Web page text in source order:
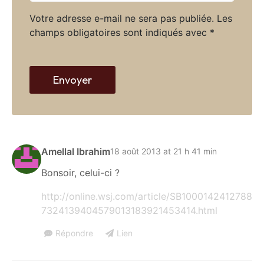
Amellal Ibrahim18 août 2013 at 21 h 41 min
Bonsoir, celui-ci ?
http://online.wsj.com/article/SB1000142412788
7324139404579013183921453414.html
Répondre Lien
Votre adresse e-mail ne sera pas publiée. Les
champs obligatoires sont indiqués avec *
*
e
w
b
Envoyer